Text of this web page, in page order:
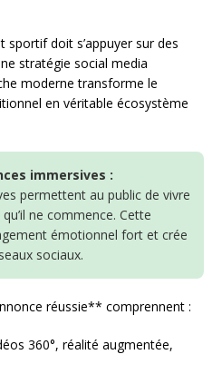
sportif doit s’appuyer sur des
stratégie social media
moderne transforme le
en véritable écosystème
immersives :
permettent au public de vivre
ne commence. Cette
émotionnel fort et crée
sociaux.
réussie** comprennent :
360°, réalité augmentée,